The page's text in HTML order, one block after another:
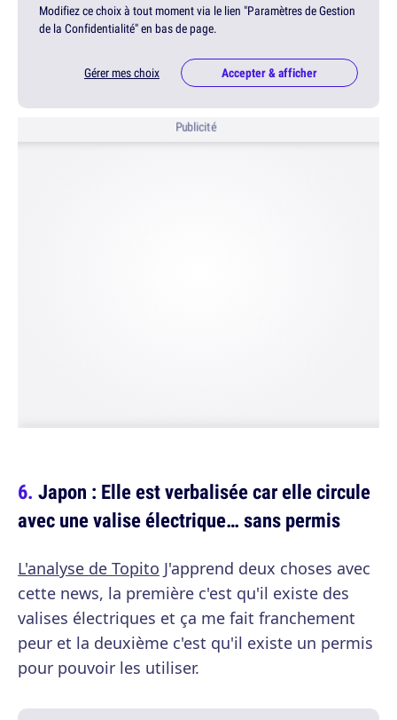
Modifiez ce choix à tout moment via le lien "Paramètres de Gestion
de la Confidentialité" en bas de page.
Gérer mes choix Accepter & afficher
Publicité
Japon : Elle est verbalisée car elle circule
avec une valise électrique… sans permis
L'analyse de Topito J'apprend deux choses avec
cette news, la première c'est qu'il existe des
valises électriques et ça me fait franchement
peur et la deuxième c'est qu'il existe un permis
pour pouvoir les utiliser.